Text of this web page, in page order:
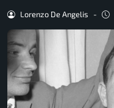
Lorenzo De Angelis -